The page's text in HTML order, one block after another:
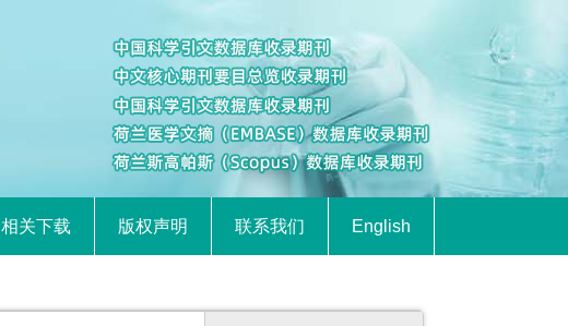
相关下载 版权声明 联系我们 English